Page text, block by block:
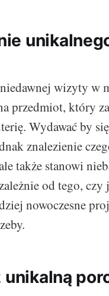
wizyty w
przedmiot, który
Wydawać by
znalezienie
także stanowi
od tego,
nowoczesne
unikalną